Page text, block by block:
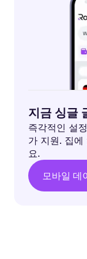
지금 싱글
즉각적인 설
가 지원. 집에
요.
모바일 데